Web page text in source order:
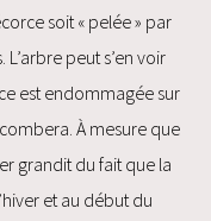
soit « pelée » par
peut s’en voir
est endommagée sur
À mesure que
grandit du fait que la
et au début du